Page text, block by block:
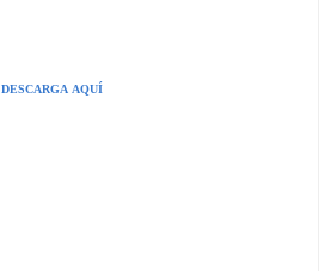
DESCARGA AQUÍ